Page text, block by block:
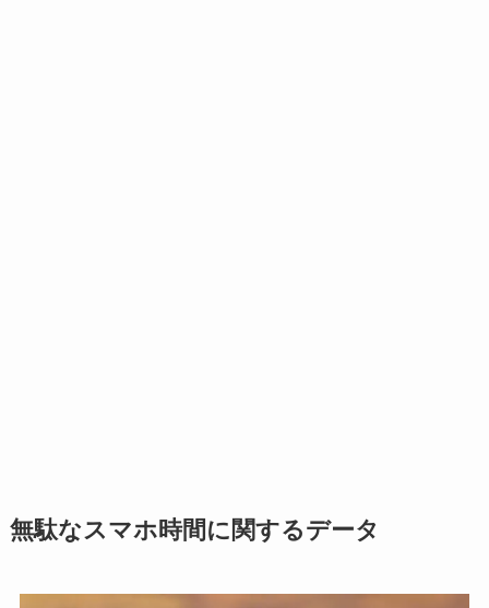
無駄なスマホ時間に関するデータ